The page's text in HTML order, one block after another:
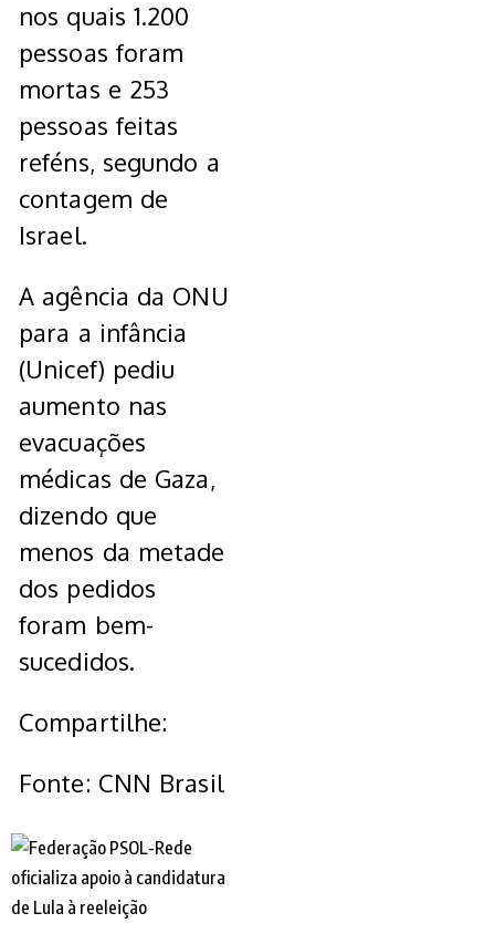
nos quais 1.200
pessoas foram
mortas e 253
pessoas feitas
reféns, segundo a
contagem de
Israel.
A agência da ONU
para a infância
(Unicef) pediu
aumento nas
evacuações
médicas de Gaza,
dizendo que
menos da metade
dos pedidos
foram bem-
sucedidos.
Compartilhe:
Fonte: CNN Brasil